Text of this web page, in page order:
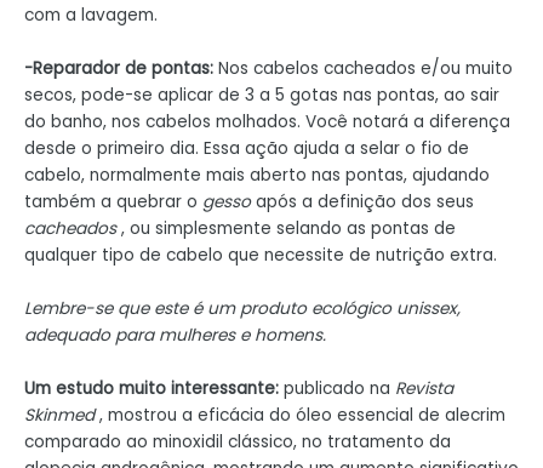
com a lavagem.
-Reparador de pontas: Nos cabelos cacheados e/ou muito
secos, pode-se aplicar de 3 a 5 gotas nas pontas, ao sair
do banho, nos cabelos molhados. Você notará a diferença
desde o primeiro dia. Essa ação ajuda a selar o fio de
cabelo, normalmente mais aberto nas pontas, ajudando
também a quebrar o gessoapós a definição dos seus
cacheados, ou simplesmente selando as pontas de
qualquer tipo de cabelo que necessite de nutrição extra.
Lembre-se que este é um produto ecológico unissex,
adequado para mulheres e homens.
Um estudo muito interessante: publicado na Revista
Skinmed, mostrou a eficácia do óleo essencial de alecrim
comparado ao minoxidil clássico, no tratamento da